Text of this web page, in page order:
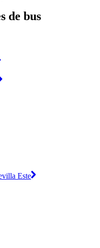
de bus
Este